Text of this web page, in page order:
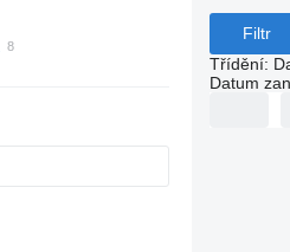
Filtr
Třídění:
Datum